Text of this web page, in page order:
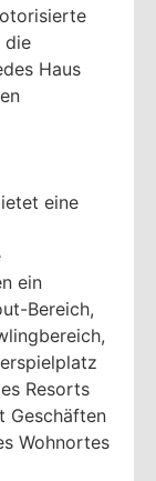
die
Haus
eine
ein
Bereich,
Resorts
Geschäften
Wohnortes